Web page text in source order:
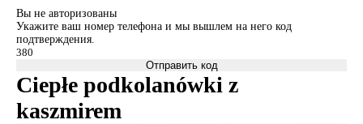
Вы не авторизованы
Укажите ваш номер телефона и мы вышлем на него код
подтверждения.
Отправить код
Ciepłe podkolanówki z
kaszmirem